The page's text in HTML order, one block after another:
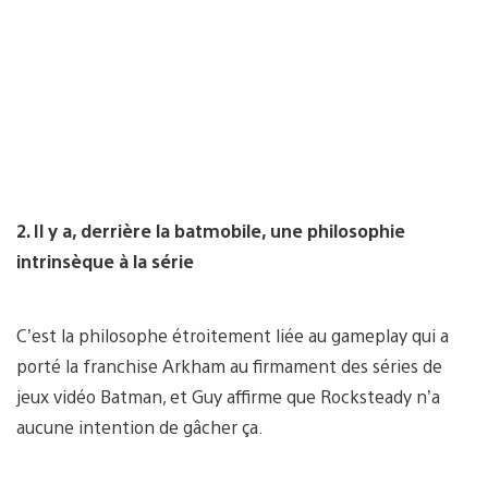
2. Il y a, derrière la batmobile, une philosophie
intrinsèque à la série
C’est la philosophe étroitement liée au gameplay qui a
porté la franchise Arkham au firmament des séries de
jeux vidéo Batman, et Guy affirme que Rocksteady n’a
aucune intention de gâcher ça.